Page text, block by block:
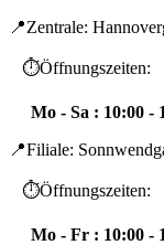
📍Zentrale:
⏱️Öffnungszeiten:
Mo - Sa : 10:00 -
📍Filiale:
⏱️Öffnungszeiten:
Mo - Fr : 10:00 -